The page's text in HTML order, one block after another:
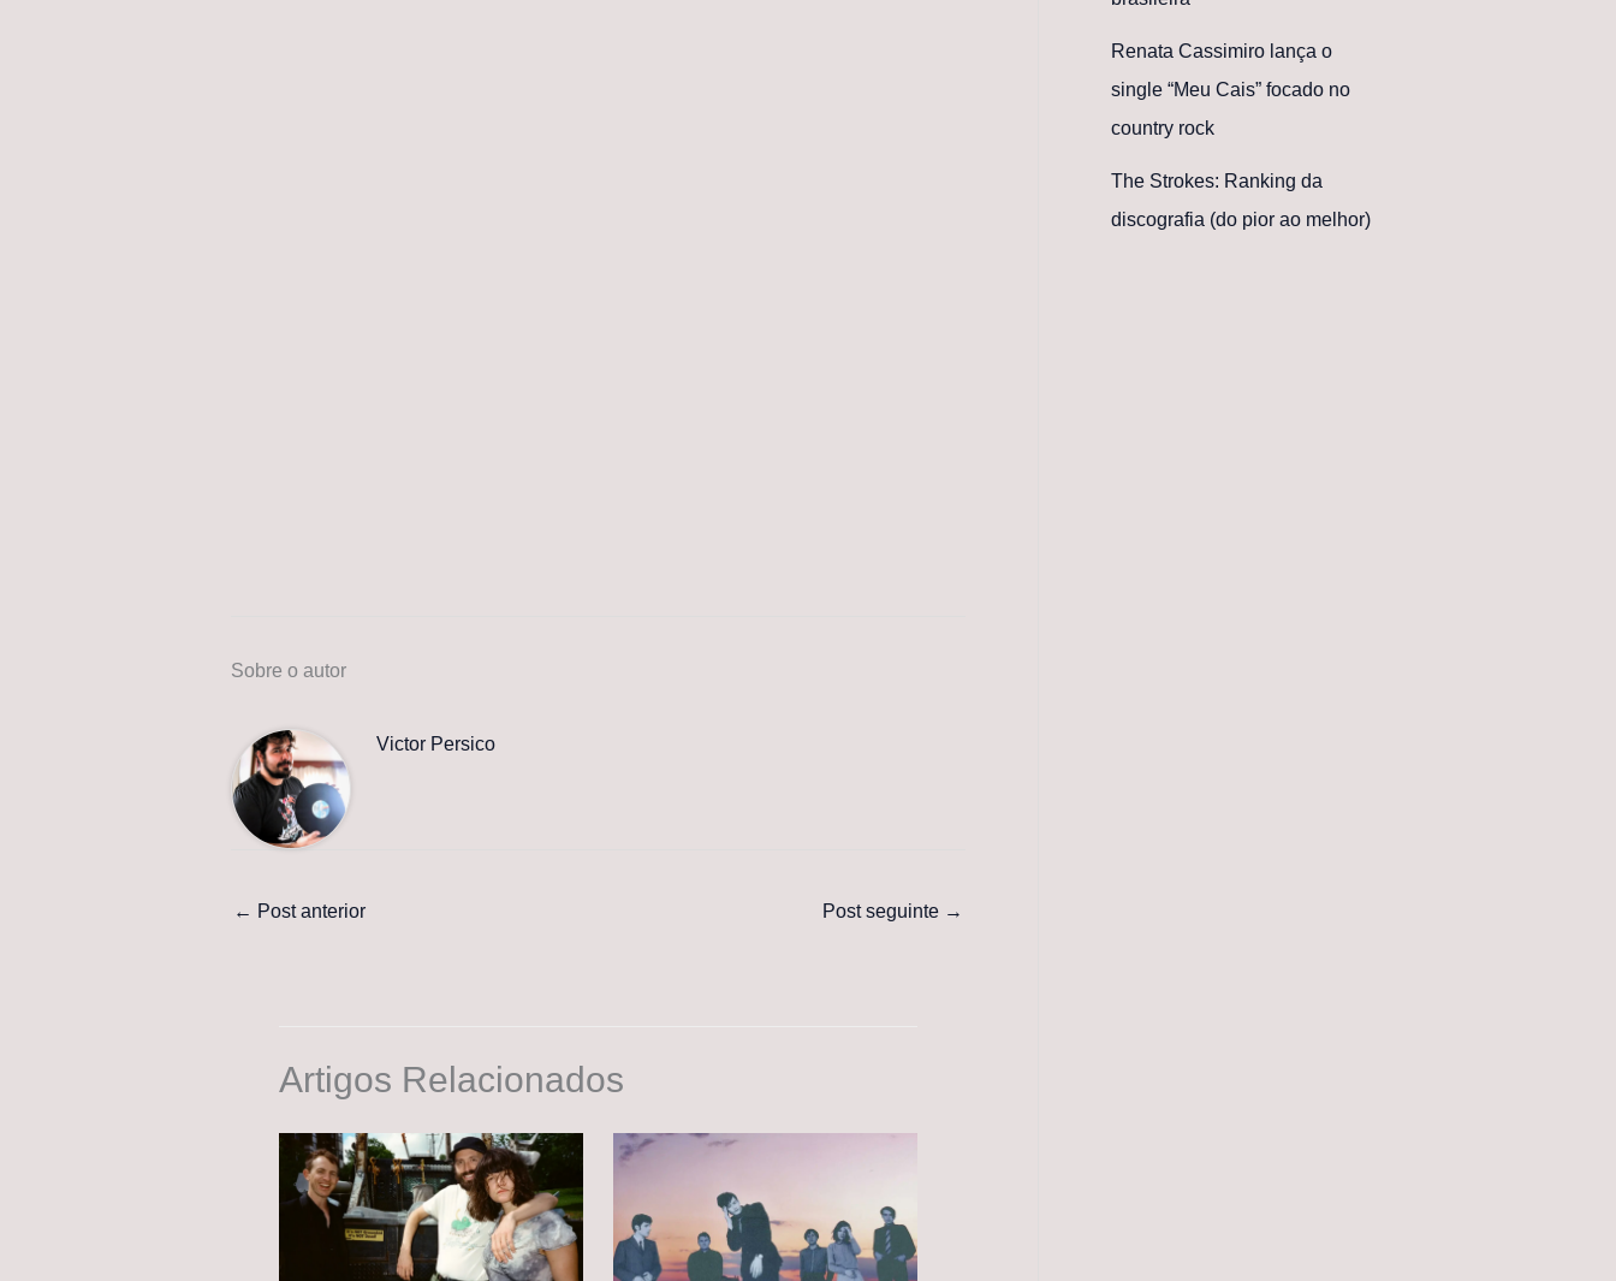
Sobre o autor
Victor Persico
← Post anterior Post seguinte →
Artigos Relacionados
Renata Cassimiro lança o
single “Meu Cais” focado no
country rock
The Strokes: Ranking da
discografia (do pior ao melhor)